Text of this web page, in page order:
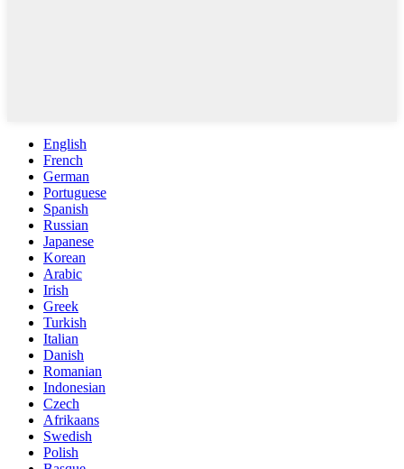
English
French
German
Portuguese
Spanish
Russian
Japanese
Korean
Arabic
Irish
Greek
Turkish
Italian
Danish
Romanian
Indonesian
Czech
Afrikaans
Swedish
Polish